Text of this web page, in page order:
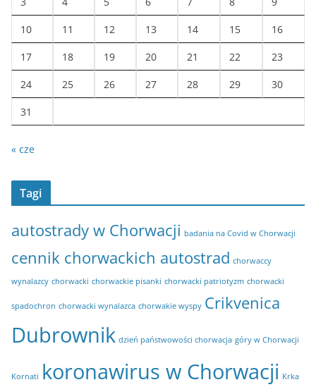
10 11 12 13 14 15 16
17 18 19 20 21 22 23
24 25 26 27 28 29 30
31
« cze
Tagi
autostrady w Chorwacji badania na Covid w Chorwacji
cennik chorwackich autostrad chorwaccy
wynalazcy chorwacki chorwackie pisanki chorwacki patriotyzm chorwacki
spadochron chorwacki wynalazca chorwakie wyspy Crikvenica
Dubrownik dzień państwowości chorwacja góry w Chorwacji
Kornati koronawirus w Chorwacji Krka